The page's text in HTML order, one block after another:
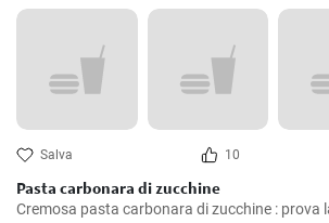
Salva 10
Pasta carbonara di zucchine
Cremosa pasta carbonara di zucchine : prova